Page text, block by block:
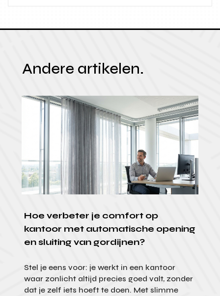
Andere artikelen.
Hoe verbeter je comfort op
kantoor met automatische opening
en sluiting van gordijnen?
Stel je eens voor: je werkt in een kantoor
waar zonlicht altijd precies goed valt, zonder
dat je zelf iets hoeft te doen. Met slimme